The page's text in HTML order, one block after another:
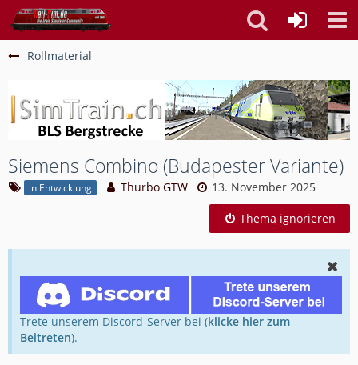
Rollmaterial
Siemens Combino (Budapester Variante)
in Entwicklung Thurbo GTW 13. November 2025
Thema ignorieren
Trete unserem Discord-Server bei (klicke hier zum
Beitreten).